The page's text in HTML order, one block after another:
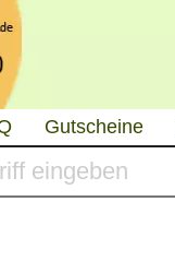
Gutscheine